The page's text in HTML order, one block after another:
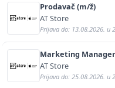
Prodavač (m/ž)
AT Store
Prijava do: 13.08.2026. u
Marketing
AT Store
Prijava do: 25.08.2026. u